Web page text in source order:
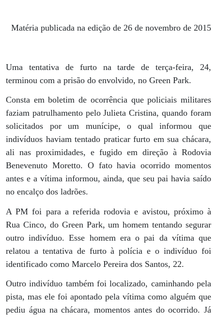
Matéria publicada na edição de 26 de novembro de 2015
Uma tentativa de furto na tarde de terça-feira, 24,
terminou com a prisão do envolvido, no Green Park.
Consta em boletim de ocorrência que policiais militares
faziam patrulhamento pelo Julieta Cristina, quando foram
solicitados por um munícipe, o qual informou que
indivíduos haviam tentado praticar furto em sua chácara,
ali nas proximidades, e fugido em direção à Rodovia
Benevenuto Moretto. O fato havia ocorrido momentos
antes e a vítima informou, ainda, que seu pai havia saído
no encalço dos ladrões.
A PM foi para a referida rodovia e avistou, próximo à
Rua Cinco, do Green Park, um homem tentando segurar
outro indivíduo. Esse homem era o pai da vítima que
relatou a tentativa de furto à polícia e o indivíduo foi
identificado como Marcelo Pereira dos Santos, 22.
Outro indivíduo também foi localizado, caminhando pela
pista, mas ele foi apontado pela vítima como alguém que
pediu água na chácara, momentos antes do ocorrido. Já